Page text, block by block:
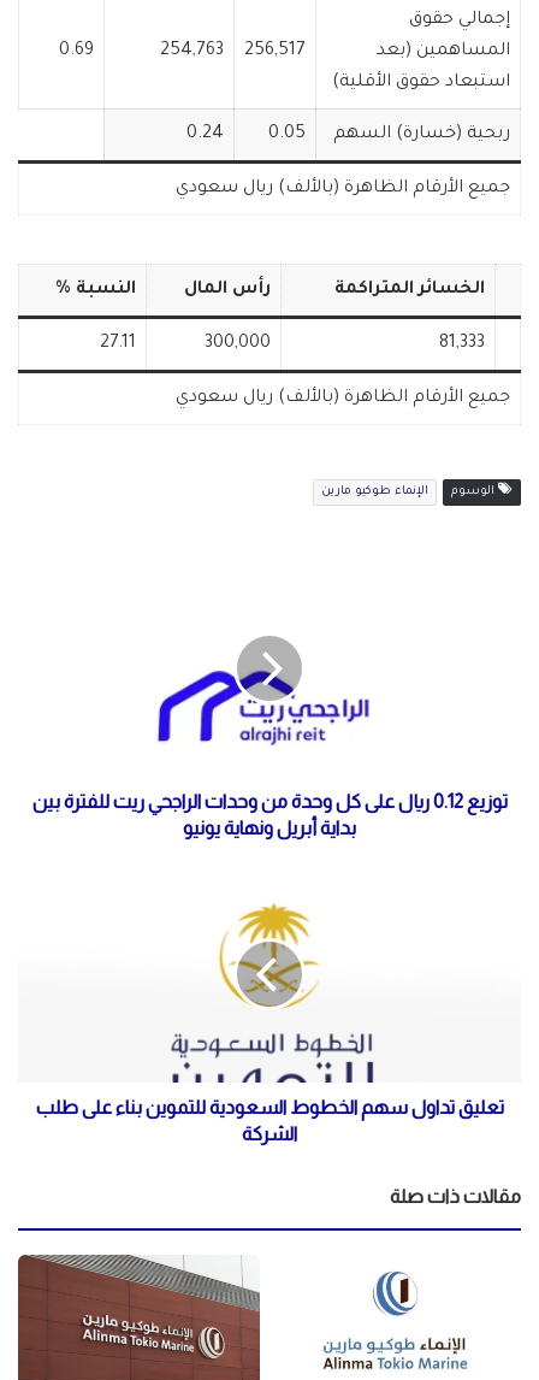
إجمالي حقوق
المساهمين (بعد
استبعاد حقوق الأقلية)
256,517
254,763
0.69
ربحية (خسارة) السهم 0.05
0.24
جميع الأرقام الظاهرة (بالألف) ريال سعودي
الخسائر المتراكمة رأس المال النسبة %
81,333
300,000
27.11
جميع الأرقام الظاهرة (بالألف) ريال سعودي
الوسوم الإنماء طوكيو مارين
توزيع 0.12 ريال على كل وحدة من وحدات الراجحي ريت للفترة بين
بداية أبريل ونهاية يونيو
تعليق تداول سهم الخطوط السعودية للتموين بناء على طلب
الشركة
مقالات ذات صلة